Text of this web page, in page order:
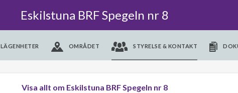
Eskilstuna BRF Spegeln nr 8
LÄGENHETER OMRÅDET STYRELSE & KONTAKT
Visa allt om Eskilstuna BRF Spegeln nr 8